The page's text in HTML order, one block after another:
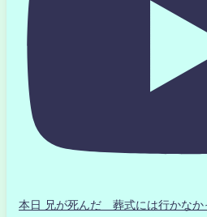
本日 兄が死んだ 葬式には行かな